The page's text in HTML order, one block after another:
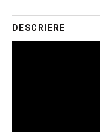
DESCRIERE